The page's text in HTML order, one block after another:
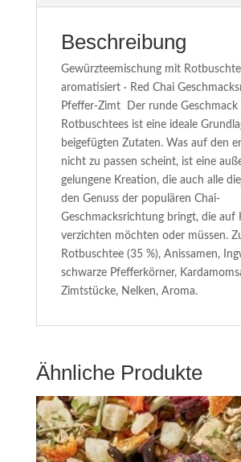
Beschreibung
Gewürzteemischung mit
aromatisiert · Red Chai
Pfeffer-Zimt Der runde Geschmack
Rotbuschtees ist eine ideale
beigefügten Zutaten. Was auf den
nicht zu passen scheint, ist eine
gelungene Kreation, die auch alle
den Genuss der populären Chai­
Geschmacksrichtung bringt, die auf
verzichten möchten oder müssen.
Rotbuschtee (35 %), Anissamen,
schwarze Pfefferkörner,
Zimtstücke, Nelken, Aroma.
Ähnliche Produkte